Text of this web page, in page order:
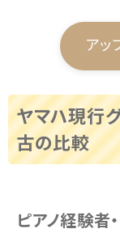
アッ
ヤマハ現行
古の比較
ピアノ経験者